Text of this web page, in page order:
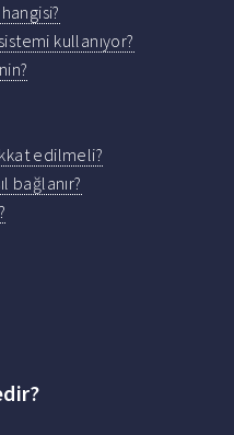
kullanıyor?
edilmeli?
bağlanır?